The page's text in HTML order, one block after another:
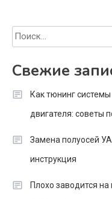
Свежие
Как тюнинг
двигателя: советы
Замена полуосей
инструкция
Плохо заводится